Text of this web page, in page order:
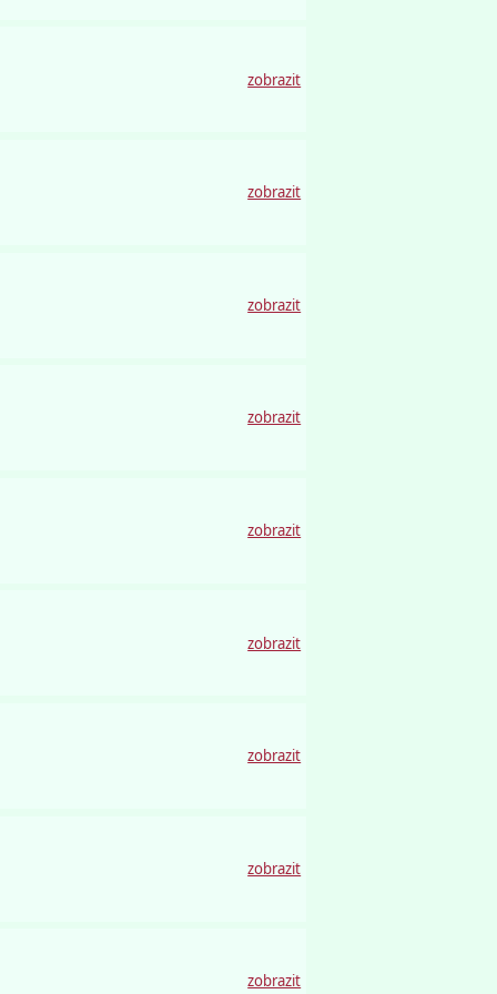
zobrazit
zobrazit
zobrazit
zobrazit
zobrazit
zobrazit
zobrazit
zobrazit
zobrazit